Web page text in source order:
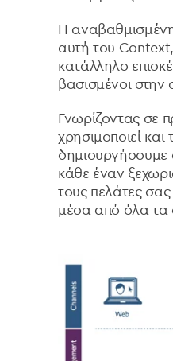
Η
αυτή του
κατάλληλο
βασισμένοι στην
Γνωρίζοντας σε
χρησιμοποιεί
δημιουργήσουμε
κάθε έναν
τους πελάτες
μέσα από όλα τα